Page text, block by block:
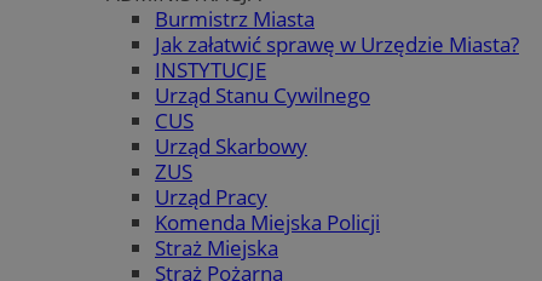
Burmistrz Miasta
Jak załatwić sprawę w Urzędzie Miasta?
INSTYTUCJE
Urząd Stanu Cywilnego
CUS
Urząd Skarbowy
ZUS
Urząd Pracy
Komenda Miejska Policji
Straż Miejska
Straż Pożarna